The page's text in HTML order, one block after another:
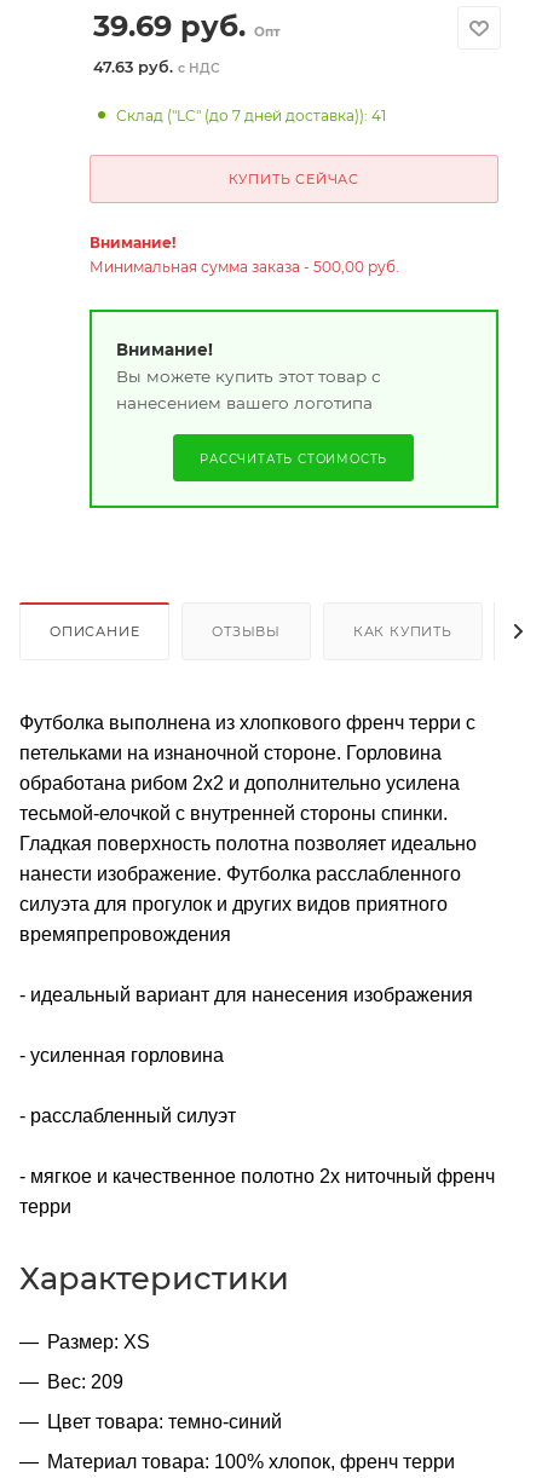
39.69руб. Опт
47.63 руб. с НДС
Склад ("LC" (до 7 дней доставка)): 41
КУПИТЬ СЕЙЧАС
Внимание!
Минимальная сумма заказа - 500,00 руб.
Внимание!
Вы можете купить этот товар с
нанесением вашего логотипа
РАССЧИТАТЬ СТОИМОСТЬ
ОПИСАНИЕ ОТЗЫВЫ КАК КУПИТЬ
Футболка выполнена из хлопкового френч терри с
петельками на изнаночной стороне. Горловина
обработана рибом 2х2 и дополнительно усилена
тесьмой-елочкой с внутренней стороны спинки.
Гладкая поверхность полотна позволяет идеально
нанести изображение. Футболка расслабленного
силуэта для прогулок и других видов приятного
времяпрепровождения
- идеальный вариант для нанесения изображения
- усиленная горловина
- расслабленный силуэт
- мягкое и качественное полотно 2х ниточный френч
терри
Характеристики
Размер: XS
Вес: 209
Цвет товара: темно-синий
Материал товара: 100% хлопок, френч терри